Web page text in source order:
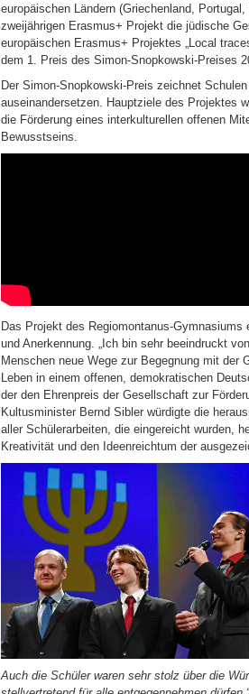
europäischen Ländern (Griechenland,
zweijährigen Erasmus+ Projekt die jüdische
europäischen Erasmus+ Projektes „Local
dem 1. Preis des Simon-Snopkowski-Preises
Der Simon-Snopkowski-Preis zeichnet
auseinandersetzen. Hauptziele des Projektes
die Förderung eines interkulturellen offenen
Bewusstseins.
Das Projekt des Regiomontanus-
und Anerkennung. „Ich bin sehr beeindruckt
Menschen neue Wege zur Begegnung mit der
Leben in einem offenen, demokratischen
der den Ehrenpreis der Gesellschaft zur
Kultusminister Bernd Sibler würdigte die
aller Schülerarbeiten, die eingereicht wurden,
Kreativität und den Ideenreichtum der
Auch die Schüler waren sehr stolz über die